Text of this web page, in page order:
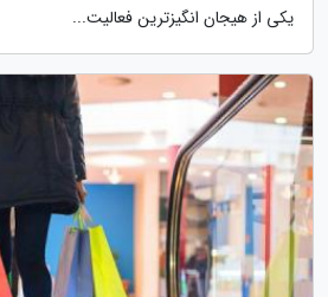
یکی از هیجان انگیزترین فعالیت...